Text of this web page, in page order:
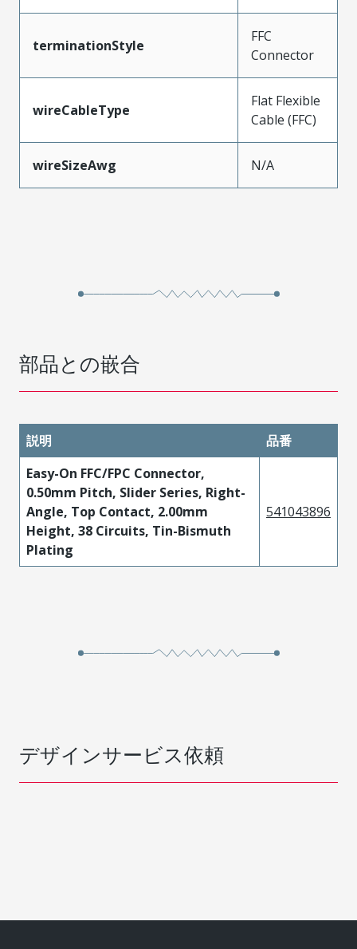
terminationStyle
FFC
Connector
wireCableType
Flat Flexible
Cable (FFC)
wireSizeAwg N/A
部品との嵌合
説明
品番
Easy-On FFC/FPC Connector,
0.50mm Pitch, Slider Series, Right-
Angle, Top Contact, 2.00mm
Height, 38 Circuits, Tin-Bismuth
Plating
541043896
デザインサービス依頼